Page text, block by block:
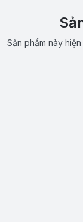
Sản phẩm này